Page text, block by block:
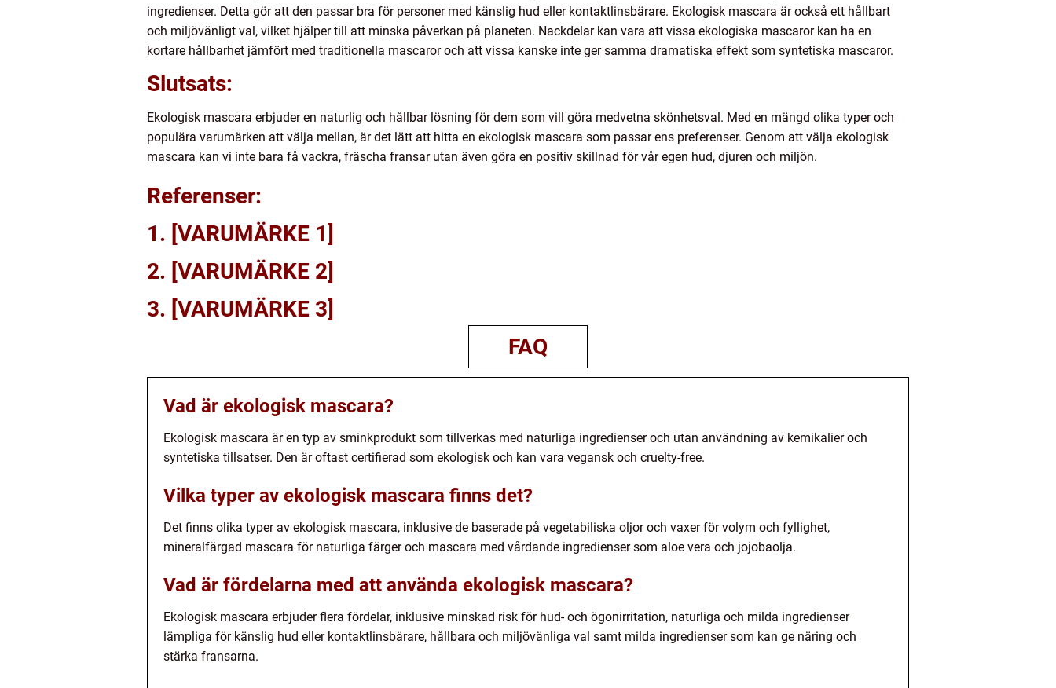
ingredienser. Detta gör att den passar bra för personer med känslig hud eller kontaktlinsbärare. Ekologisk mascara är också ett hållbart
och miljövänligt val, vilket hjälper till att minska påverkan på planeten. Nackdelar kan vara att vissa ekologiska mascaror kan ha en
kortare hållbarhet jämfört med traditionella mascaror och att vissa kanske inte ger samma dramatiska effekt som syntetiska mascaror.
Slutsats:
Ekologisk mascara erbjuder en naturlig och hållbar lösning för dem som vill göra medvetna skönhetsval. Med en mängd olika typer och
populära varumärken att välja mellan, är det lätt att hitta en ekologisk mascara som passar ens preferenser. Genom att välja ekologisk
mascara kan vi inte bara få vackra, fräscha fransar utan även göra en positiv skillnad för vår egen hud, djuren och miljön.
Referenser:
1. [VARUMÄRKE 1]
2. [VARUMÄRKE 2]
3. [VARUMÄRKE 3]
FAQ
Vad är ekologisk mascara?
Ekologisk mascara är en typ av sminkprodukt som tillverkas med naturliga ingredienser och utan användning av kemikalier och
syntetiska tillsatser. Den är oftast certifierad som ekologisk och kan vara vegansk och cruelty-free.
Vilka typer av ekologisk mascara finns det?
Det finns olika typer av ekologisk mascara, inklusive de baserade på vegetabiliska oljor och vaxer för volym och fyllighet,
mineralfärgad mascara för naturliga färger och mascara med vårdande ingredienser som aloe vera och jojobaolja.
Vad är fördelarna med att använda ekologisk mascara?
Ekologisk mascara erbjuder flera fördelar, inklusive minskad risk för hud- och ögonirritation, naturliga och milda ingredienser
lämpliga för känslig hud eller kontaktlinsbärare, hållbara och miljövänliga val samt milda ingredienser som kan ge näring och
stärka fransarna.